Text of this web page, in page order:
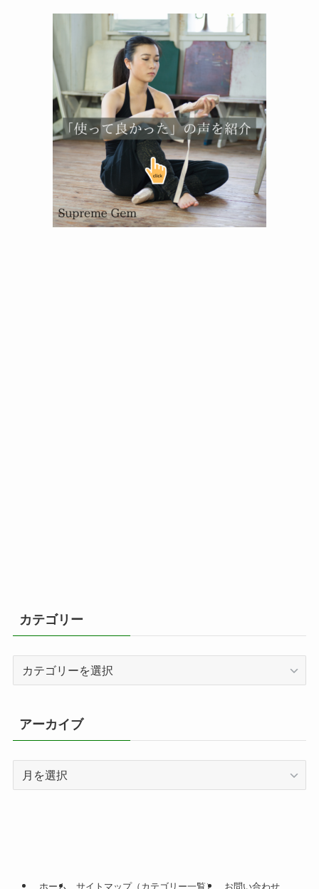
カテゴリー
リ
ー
アーカイブ
ホーム サイトマップ（カテゴリー一覧） お問い合わせ